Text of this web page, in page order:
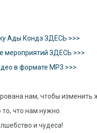
Ады Кондэ ЗДЕСЬ >>>
мероприятий ЗДЕСЬ >>>
в формате MP3 >>>
нам, чтобы изменить
что нам нужно.
и чудеса!